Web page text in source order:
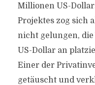
Millionen US-
Projektes zog sich
nicht gelungen, die
US-Dollar an
Einer der
getäuscht und